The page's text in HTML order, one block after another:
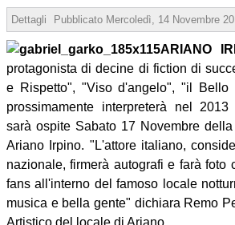
Dettagli Pubblicato Mercoledì, 14 Novembre
ARIANO
protagonista di decine di fiction di
e Rispetto", "Viso d'angelo", "il
prossimamente interpreterà nel
sarà ospite Sabato 17 Novembre
Ariano Irpino. "L'attore italiano,
nazionale, firmerà autografi e farà foto
fans all'interno del famoso locale
musica e bella gente" dichiara Remo
Artistico del locale di Ariano.